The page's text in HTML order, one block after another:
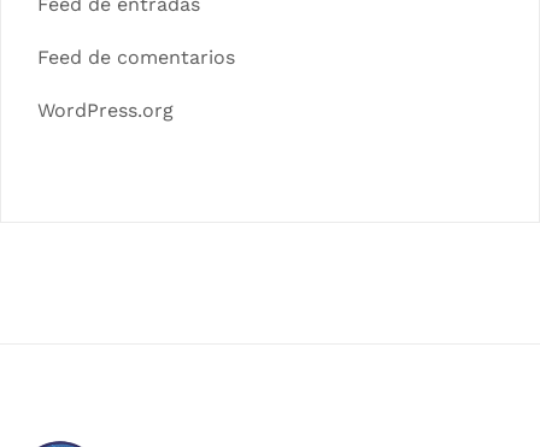
Feed de comentarios
WordPress.org